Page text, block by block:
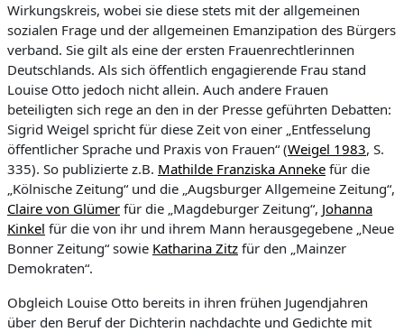
Wirkungskreis, wobei sie diese stets mit der allgemeinen
sozialen Frage und der allgemeinen Emanzipation des Bürgers
verband. Sie gilt als eine der ersten Frauenrechtlerinnen
Deutschlands. Als sich öffentlich engagierende Frau stand
Louise Otto jedoch nicht allein. Auch andere Frauen
beteiligten sich rege an den in der Presse geführten Debatten:
Sigrid Weigel spricht für diese Zeit von einer „Entfesselung
öffentlicher Sprache und Praxis von Frauen“ (Weigel 1983, S.
335). So publizierte z.B. Mathilde Franziska Anneke für die
„Kölnische Zeitung“ und die „Augsburger Allgemeine Zeitung“,
Claire von Glümer für die „Magdeburger Zeitung“, Johanna
Kinkel für die von ihr und ihrem Mann herausgegebene „Neue
Bonner Zeitung“ sowie Katharina Zitz für den „Mainzer
Demokraten“.
Obgleich Louise Otto bereits in ihren frühen Jugendjahren
über den Beruf der Dichterin nachdachte und Gedichte mit